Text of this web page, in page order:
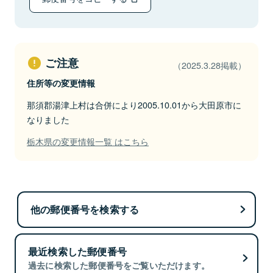
ご注意 （2025.3.28掲載）
住所等の変更情報
那須郡湯津上村は合併により2005.10.01から大田原市に
なりました
栃木県の変更情報一覧 はこちら
他の郵便番号を検索する
最近検索した郵便番号
過去に検索した郵便番号をご覧いただけます。